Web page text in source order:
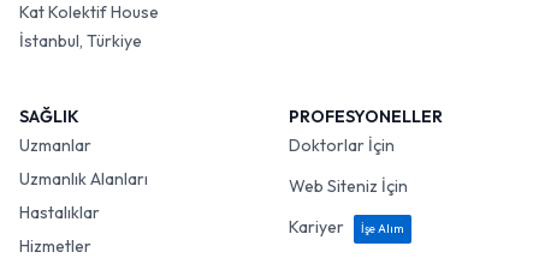
Kat Kolektif House
İstanbul, Türkiye
SAĞLIK
Uzmanlar
Uzmanlık Alanları
Hastalıklar
Hizmetler
PROFESYONELLER
Doktorlar İçin
Web Siteniz İçin
Kariyer
İşe Alım